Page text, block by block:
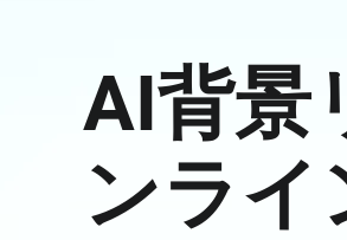
AI背景
ンライ